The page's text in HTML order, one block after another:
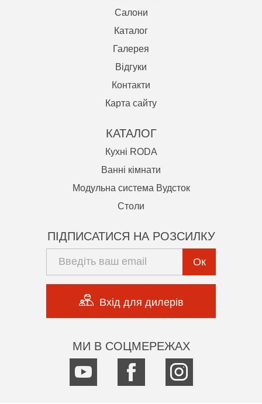
Салони
Каталог
Галерея
Відгуки
Контакти
Карта сайту
КАТАЛОГ
Кухні RODA
Ванні кімнати
Модульна система Вудсток
Cтоли
ПІДПИСАТИСЯ НА РОЗСИЛКУ
Ок
Вхід для дилерів
МИ В СОЦМЕРЕЖАХ